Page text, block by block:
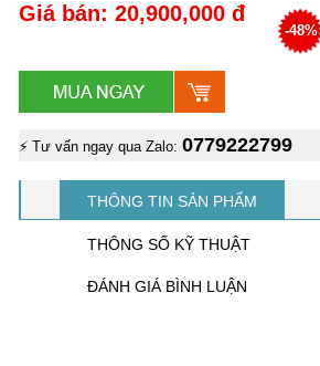
Giá bán: 20,900,000 đ
-48%
⚡ Tư vấn ngay qua Zalo: 0779222799
THÔNG TIN SẢN PHẨM
THÔNG SỐ KỸ THUẬT
ĐÁNH GIÁ BÌNH LUẬN